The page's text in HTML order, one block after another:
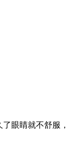
眼睛就不舒服，